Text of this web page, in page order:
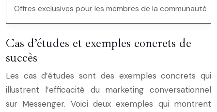
Offres exclusives pour les membres de la communauté
Cas d’études et exemples concrets de
succès
Les cas d’études sont des exemples concrets qui
illustrent l’efficacité du marketing conversationnel
sur Messenger. Voici deux exemples qui montrent